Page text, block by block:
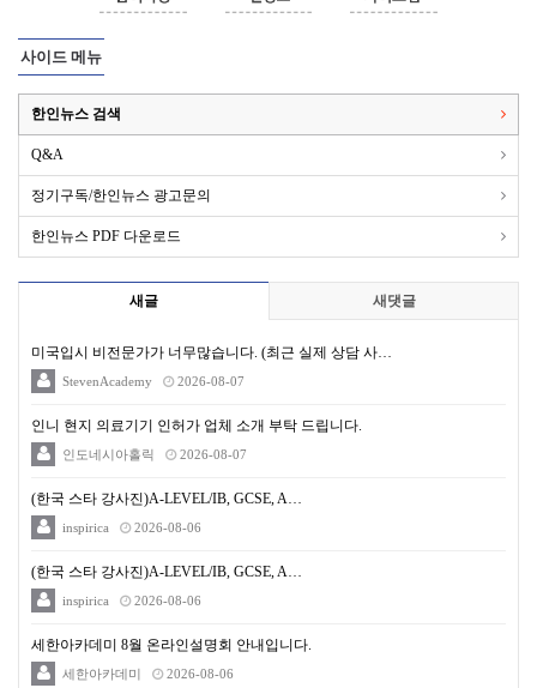
사이드 메뉴
한인뉴스 검색
Q&A
정기구독/한인뉴스 광고문의
한인뉴스 PDF 다운로드
새글 새댓글
미국입시 비전문가가 너무많습니다. (최근 실제 상담 사…
StevenAcademy 2026-08-07
인니 현지 의료기기 인허가 업체 소개 부탁 드립니다.
인도네시아홀릭 2026-08-07
(한국 스타 강사진)A-LEVEL/IB, GCSE, A…
inspirica 2026-08-06
(한국 스타 강사진)A-LEVEL/IB, GCSE, A…
inspirica 2026-08-06
세한아카데미 8월 온라인설명회 안내입니다.
세한아카데미 2026-08-06